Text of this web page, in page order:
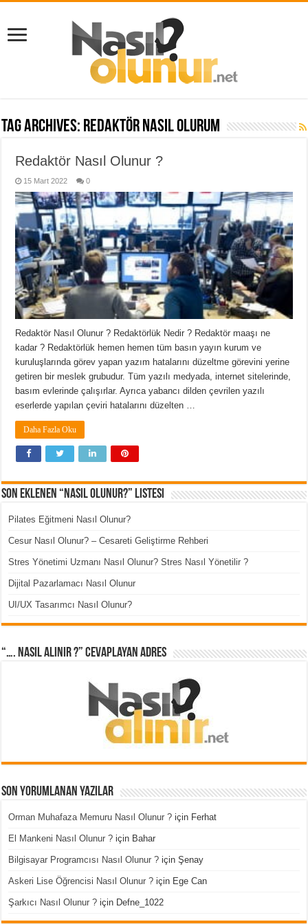
Tag Archives: redaktör nasıl olurum
Redaktör Nasıl Olunur ?
15 Mart 2022 0
Redaktör Nasıl Olunur ? Redaktörlük Nedir ? Redaktör maaşı ne
kadar ? Redaktörlük hemen hemen tüm basın yayın kurum ve
kuruluşlarında görev yapan yazım hatalarını düzeltme görevini yerine
getiren bir meslek grubudur. Tüm yazılı medyada, internet sitelerinde,
basım evlerinde çalışırlar. Ayrıca yabancı dilden çevrilen yazılı
eserlerde yapılan çeviri hatalarını düzelten …
Daha Fazla Oku
Son Eklenen “Nasıl Olunur?” Listesi
Pilates Eğitmeni Nasıl Olunur?
Cesur Nasıl Olunur? – Cesareti Geliştirme Rehberi
Stres Yönetimi Uzmanı Nasıl Olunur? Stres Nasıl Yönetilir ?
Dijital Pazarlamacı Nasıl Olunur
UI/UX Tasarımcı Nasıl Olunur?
“…. Nasıl Alınır ?” cevaplayan adres
Son Yorumlanan Yazılar
Orman Muhafaza Memuru Nasıl Olunur ? için Ferhat
El Mankeni Nasıl Olunur ? için Bahar
Bilgisayar Programcısı Nasıl Olunur ? içinŞenay
Askeri Lise Öğrencisi Nasıl Olunur ? için Ege Can
Şarkıcı Nasıl Olunur ? için Defne_1022